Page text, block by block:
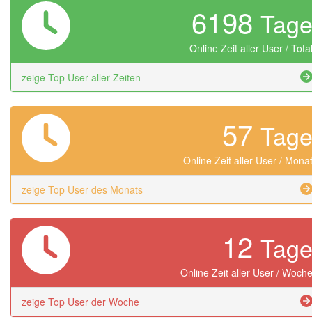
6198 Tage
Online Zeit aller User / Total
zeige Top User aller Zeiten
57 Tage
Online Zeit aller User / Monat
zeige Top User des Monats
12 Tage
Online Zeit aller User / Woche
zeige Top User der Woche